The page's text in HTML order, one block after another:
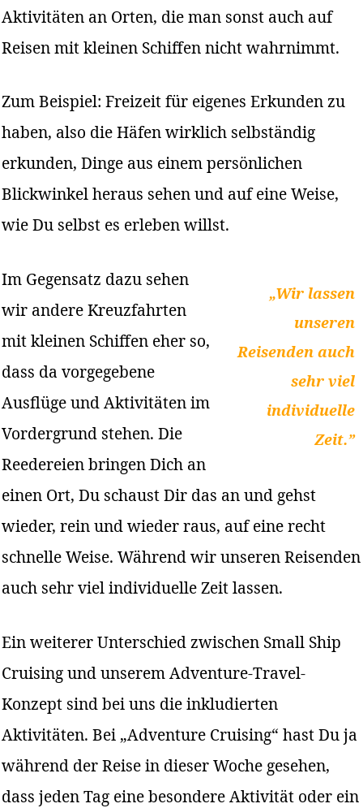
Aktivitäten an Orten, die man sonst auch auf
Reisen mit kleinen Schiffen nicht wahrnimmt.
Zum Beispiel: Freizeit für eigenes Erkunden zu
haben, also die Häfen wirklich selbständig
erkunden, Dinge aus einem persönlichen
Blickwinkel heraus sehen und auf eine Weise,
wie Du selbst es erleben willst.
„Wir lassen
unseren
Reisenden auch
sehr viel
individuelle
Zeit.”
Im Gegensatz dazu sehen
wir andere Kreuzfahrten
mit kleinen Schiffen eher so,
dass da vorgegebene
Ausflüge und Aktivitäten im
Vordergrund stehen. Die
Reedereien bringen Dich an
einen Ort, Du schaust Dir das an und gehst
wieder, rein und wieder raus, auf eine recht
schnelle Weise. Während wir unseren Reisenden
auch sehr viel individuelle Zeit lassen.
Ein weiterer Unterschied zwischen Small Ship
Cruising und unserem Adventure-Travel-
Konzept sind bei uns die inkludierten
Aktivitäten. Bei „Adventure Cruising“ hast Du ja
während der Reise in dieser Woche gesehen,
dass jeden Tag eine besondere Aktivität oder ein